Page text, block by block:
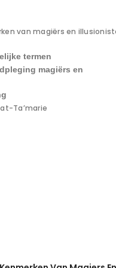
van magiërs en
termen
magiërs en
Ta’marie